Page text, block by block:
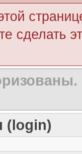
сделать
(login)